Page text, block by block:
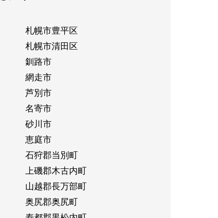
札幌市豊平区
札幌市清田区
釧路市
網走市
芦別市
名寄市
砂川市
恵庭市
石狩郡当別町
上磯郡木古内町
山越郡長万部町
奥尻郡奥尻町